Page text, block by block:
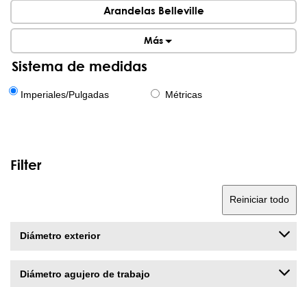
Arandelas Belleville
Más
Sistema de medidas
Imperiales/Pulgadas Métricas
Filter
Reiniciar todo
Diámetro exterior
Diámetro agujero de trabajo